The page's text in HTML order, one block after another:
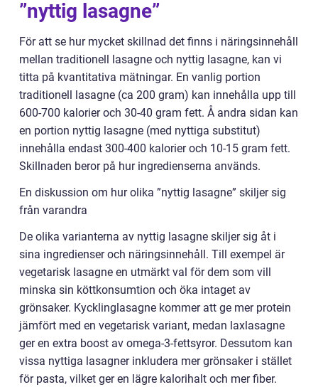
”nyttig lasagne”
För att se hur mycket skillnad det finns i näringsinnehåll
mellan traditionell lasagne och nyttig lasagne, kan vi
titta på kvantitativa mätningar. En vanlig portion
traditionell lasagne (ca 200 gram) kan innehålla upp till
600-700 kalorier och 30-40 gram fett. Å andra sidan kan
en portion nyttig lasagne (med nyttiga substitut)
innehålla endast 300-400 kalorier och 10-15 gram fett.
Skillnaden beror på hur ingredienserna används.
En diskussion om hur olika ”nyttig lasagne” skiljer sig
från varandra
De olika varianterna av nyttig lasagne skiljer sig åt i
sina ingredienser och näringsinnehåll. Till exempel är
vegetarisk lasagne en utmärkt val för dem som vill
minska sin köttkonsumtion och öka intaget av
grönsaker. Kycklinglasagne kommer att ge mer protein
jämfört med en vegetarisk variant, medan laxlasagne
ger en extra boost av omega-3-fettsyror. Dessutom kan
vissa nyttiga lasagner inkludera mer grönsaker i stället
för pasta, vilket ger en lägre kalorihalt och mer fiber.